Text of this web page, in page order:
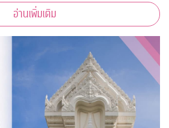
อ่านเพิ่มเติม